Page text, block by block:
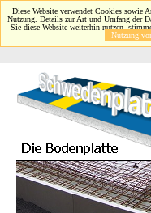
Diese Website verwendet Cookies sowie
Nutzung. Details zur Art und Umfang der
Sie diese Website weiterhin nutzen,
Nutzung